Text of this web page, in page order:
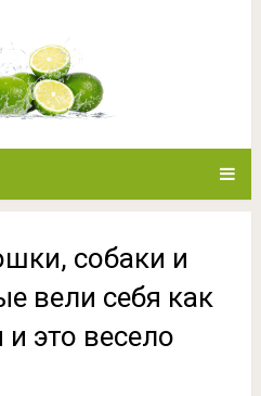
полные
собаки и
вели себя как
это весело